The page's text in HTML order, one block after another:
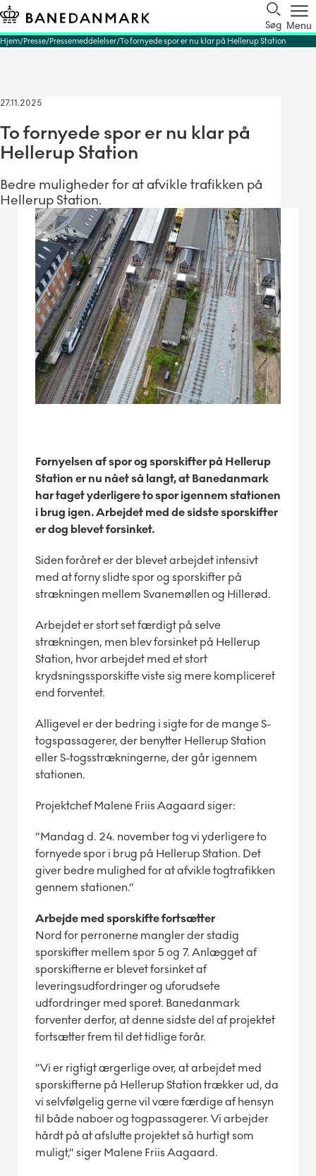
Søg Menu
Hjem Presse Pressemeddelelser To fornyede spor er nu klar på Hellerup Station
27.11.2025
To fornyede spor er nu klar på
Hellerup Station
Bedre muligheder for at afvikle trafikken på
Hellerup Station.
Fornyelsen af spor og sporskifter på Hellerup
Station er nu nået så langt, at Banedanmark
har taget yderligere to spor igennem stationen
i brug igen. Arbejdet med de sidste sporskifter
er dog blevet forsinket.
Siden foråret er der blevet arbejdet intensivt
med at forny slidte spor og sporskifter på
strækningen mellem Svanemøllen og Hillerød.
Arbejdet er stort set færdigt på selve
strækningen, men blev forsinket på Hellerup
Station, hvor arbejdet med et stort
krydsningssporskifte viste sig mere kompliceret
end forventet.
Alligevel er der bedring i sigte for de mange S-
togspassagerer, der benytter Hellerup Station
eller S-togsstrækningerne, der går igennem
stationen.
Projektchef Malene Friis Aagaard siger:
”Mandag d. 24. november tog vi yderligere to
fornyede spor i brug på Hellerup Station. Det
giver bedre mulighed for at afvikle togtrafikken
gennem stationen.”
Arbejde med sporskifte fortsætter
Nord for perronerne mangler der stadig
sporskifter mellem spor 5 og 7. Anlægget af
sporskifterne er blevet forsinket af
leveringsudfordringer og uforudsete
udfordringer med sporet. Banedanmark
forventer derfor, at denne sidste del af projektet
fortsætter frem til det tidlige forår.
”Vi er rigtigt ærgerlige over, at arbejdet med
sporskifterne på Hellerup Station trækker ud, da
vi selvfølgelig gerne vil være færdige af hensyn
til både naboer og togpassagerer. Vi arbejder
hårdt på at afslutte projektet så hurtigt som
muligt,” siger Malene Friis Aagaard.